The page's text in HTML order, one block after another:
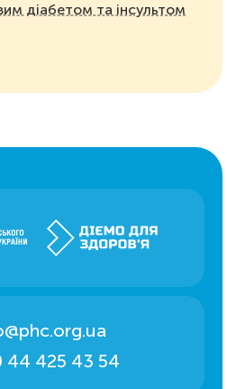
діабетом та інсультом
44 425 43 54